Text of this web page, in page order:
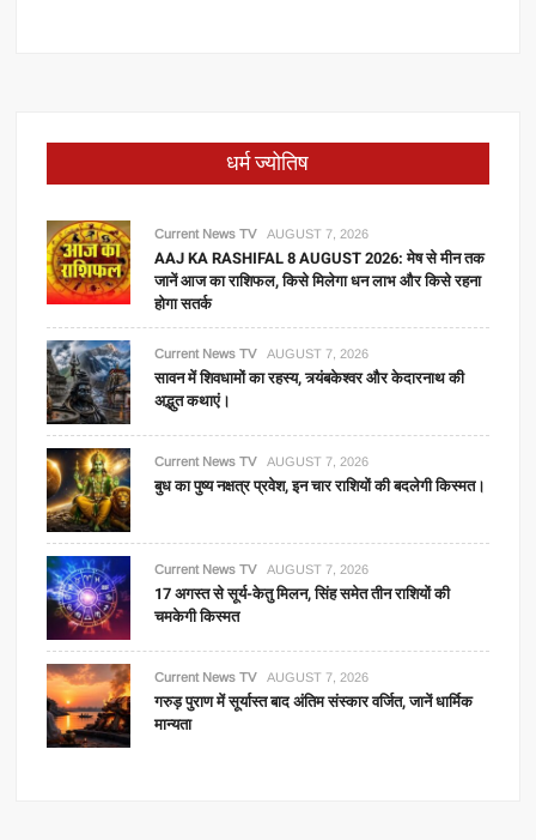
धर्म ज्योतिष
Current News TV AUGUST 7, 2026
AAJ KA RASHIFAL 8 AUGUST 2026: मेष से मीन तक
जानें आज का राशिफल, किसे मिलेगा धन लाभ और किसे रहना
होगा सतर्क
Current News TV AUGUST 7, 2026
सावन में शिवधामों का रहस्य, त्र्यंबकेश्वर और केदारनाथ की
अद्भुत कथाएं।
Current News TV AUGUST 7, 2026
बुध का पुष्य नक्षत्र प्रवेश, इन चार राशियों की बदलेगी किस्मत।
Current News TV AUGUST 7, 2026
17 अगस्त से सूर्य-केतु मिलन, सिंह समेत तीन राशियों की
चमकेगी किस्मत
Current News TV AUGUST 7, 2026
गरुड़ पुराण में सूर्यास्त बाद अंतिम संस्कार वर्जित, जानें धार्मिक
मान्यता